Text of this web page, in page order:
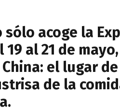
e
dI
n
sólo acoge la
al 21 de
el lugar
de la